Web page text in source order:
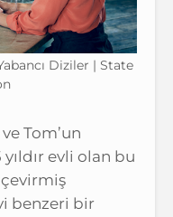
Diziler | State
Tom’un
evli olan bu
benzeri bir